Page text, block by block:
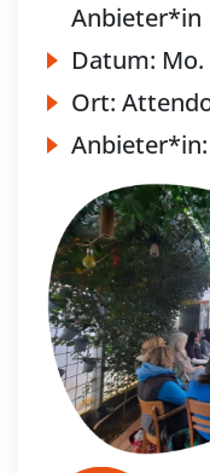
Anbieter*in
Datum: Mo.
Ort:
Anbieter*in: